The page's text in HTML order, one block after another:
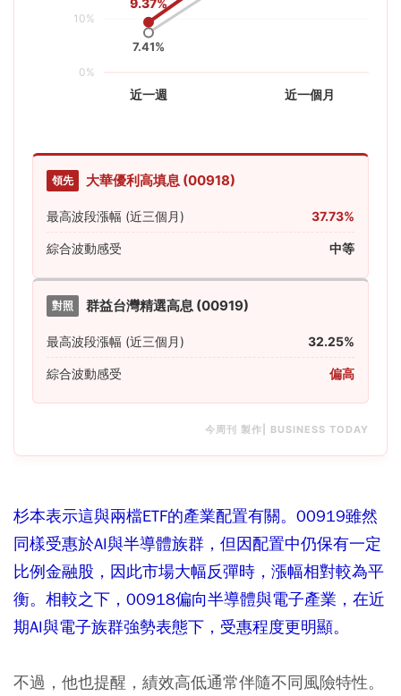
0%
10%
近一週 近一個月
7.41%
9.37%
領先 大華優利高填息 (00918)
最高波段漲幅 (近三個月) 37.73%
綜合波動感受 中等
對照 群益台灣精選高息 (00919)
最高波段漲幅 (近三個月) 32.25%
綜合波動感受 偏高
今周刊 製作| BUSINESS TODAY
杉本表示這與兩檔ETF的產業配置有關。00919雖然
同樣受惠於AI與半導體族群，但因配置中仍保有一定
比例金融股，因此市場大幅反彈時，漲幅相對較為平
衡。 相較之下，00918偏向半導體與電子產業，在近
期AI與電子族群強勢表態下，受惠程度更明顯。
不過，他也提醒，績效高低通常伴隨不同風險特性。